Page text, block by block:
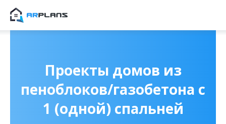
Проекты домов из
пеноблоков/газобетона с
1 (одной) спальней